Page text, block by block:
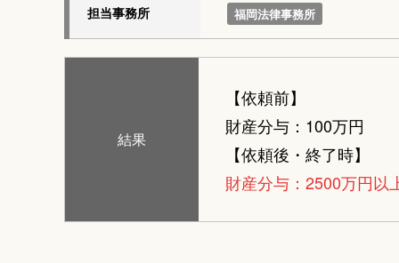
担当事務所 福岡法律事務所
結果
【依頼前】
財産分与：100万円
【依頼後・終了時】
財産分与：2500万円以